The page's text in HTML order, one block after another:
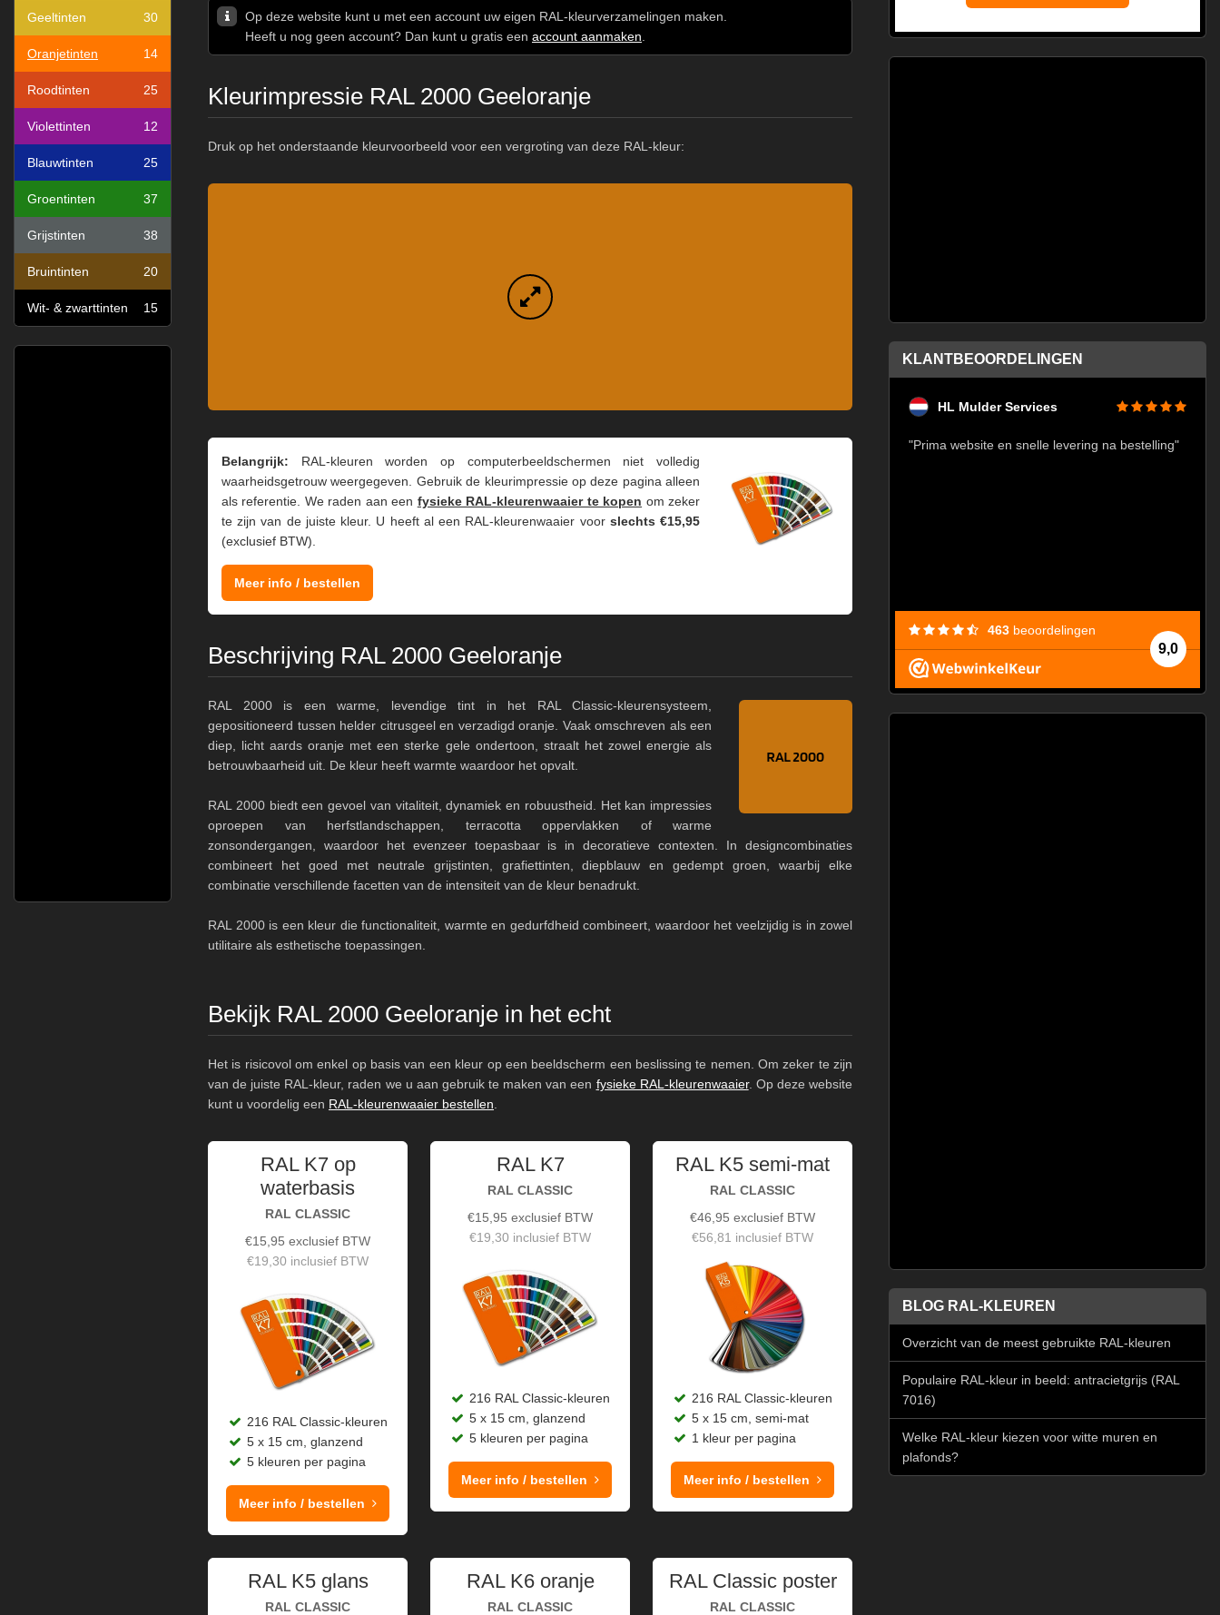
Geeltinten 30
Oranjetinten 14
Roodtinten 25
Violettinten 12
Blauwtinten 25
Groentinten 37
Grijstinten 38
Bruintinten 20
Wit- & zwarttinten 15
Op deze website kunt u met een account uw eigen RAL-kleurverzamelingen maken.
Heeft u nog geen account? Dan kunt u gratis een account aanmaken
Kleurimpressie RAL 2000 Geeloranje
Druk op het onderstaande kleurvoorbeeld voor een vergroting van deze RAL-kleur:
Belangrijk: RAL-kleuren worden op computer­beeld­schermen niet volledig
waarheids­­getrouw weer­gegeven. Gebruik de kleur­impressie op deze pagina alleen
als referentie. We raden aan een fysieke RAL-kleuren­waaier te kopen om zeker
te zijn van de juiste kleur. U heeft al een RAL-kleuren­waaier voor slechts €15,95
(exclusief BTW).
Meer info / bestellen
Beschrijving RAL 2000 Geeloranje
RAL 2000 is een warme, levendige tint in het RAL Classic-kleurensysteem,
gepositioneerd tussen helder citrusgeel en verzadigd oranje. Vaak omschreven als een
diep, licht aards oranje met een sterke gele ondertoon, straalt het zowel energie als
betrouwbaarheid uit. De kleur heeft warmte waardoor het opvalt.
RAL 2000 biedt een gevoel van vitaliteit, dynamiek en robuustheid. Het kan impressies
oproepen van herfstlandschappen, terracotta oppervlakken of warme
zonsondergangen, waardoor het evenzeer toepasbaar is in decoratieve contexten. In designcombinaties
combineert het goed met neutrale grijstinten, grafiettinten, diepblauw en gedempt groen, waarbij elke
combinatie verschillende facetten van de intensiteit van de kleur benadrukt.
RAL 2000 is een kleur die functionaliteit, warmte en gedurfdheid combineert, waardoor het veelzijdig is in zowel
utilitaire als esthetische toepassingen.
Bekijk RAL 2000 Geeloranje in het echt
Het is risicovol om enkel op basis van een kleur op een beeldscherm een beslissing te nemen. Om zeker te zijn
van de juiste RAL-kleur, raden we u aan gebruik te maken van een fysieke RAL-kleurenwaaier. Op deze website
kunt u voordelig een RAL-kleurenwaaier bestellen
RAL K7 op
waterbasis
RAL CLASSIC
€15,95 exclusief BTW
€19,30 inclusief BTW
216 RAL Classic-kleuren
5 x 15 cm, glanzend
5 kleuren per pagina
Meer info / bestellen
RAL K7
RAL CLASSIC
€15,95 exclusief BTW
€19,30 inclusief BTW
216 RAL Classic-kleuren
5 x 15 cm, glanzend
5 kleuren per pagina
Meer info / bestellen
RAL K5 semi-mat
RAL CLASSIC
€46,95 exclusief BTW
€56,81 inclusief BTW
216 RAL Classic-kleuren
5 x 15 cm, semi-mat
1 kleur per pagina
Meer info / bestellen
RAL K5 glans
RAL CLASSIC
RAL K6 oranje
RAL CLASSIC
RAL Classic poster
RAL CLASSIC
KLANTBEOORDELINGEN
HL Mulder Services
"Prima website en snelle levering na bestelling"
9,0
463 beoordelingen
BLOG RAL-KLEUREN
Overzicht van de meest gebruikte RAL-kleuren
Populaire RAL-kleur in beeld: antracietgrijs (RAL
7016)
Welke RAL-kleur kiezen voor witte muren en
plafonds?